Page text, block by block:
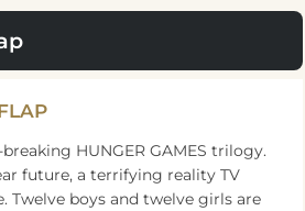
HUNGER GAMES trilogy.
future, a terrifying reality TV
Twelve boys and twelve girls are